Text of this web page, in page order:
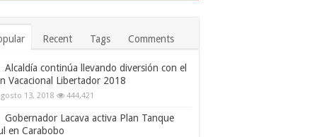
Recent Tags Comments
Alcaldía continúa llevando diversión con el
Vacacional Libertador 2018
13, 2018 444,421
Gobernador Lacava activa Plan Tanque
en Carabobo